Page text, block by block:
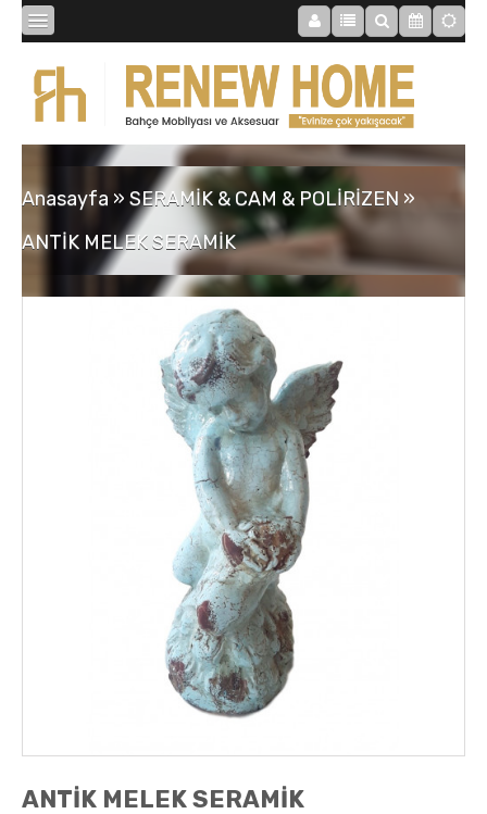
BİBLOLAR
SAATLER
MOBİLYALAR
Anasayfa » SERAMİK & CAM & POLİRİZEN »
ANTİK MELEK SERAMİK
ANTİK MELEK SERAMİK